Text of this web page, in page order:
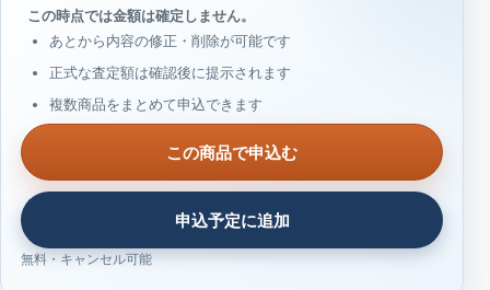
この時点では金額は確定しません。
あとから内容の修正・削除が可能です
正式な査定額は確認後に提示されます
複数商品をまとめて申込できます
この商品で申込む
申込予定に追加
無料・キャンセル可能